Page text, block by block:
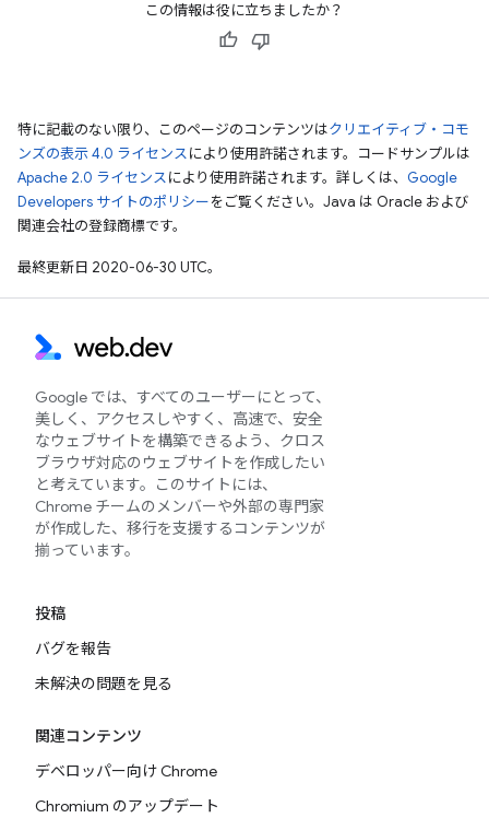
この情報は役に立ちましたか？
特に記載のない限り、このページのコンテンツはクリエイティブ・コモ
ンズの表示 4.0 ライセンスにより使用許諾されます。コードサンプルは
Apache 2.0 ライセンスにより使用許諾されます。詳しくは、 Google
Developers サイトのポリシーをご覧ください。Java は Oracle および
関連会社の登録商標です。
最終更新日 2020-06-30 UTC。
Google では、すべてのユーザーにとって、
美しく、アクセスしやすく、高速で、安全
なウェブサイトを構築できるよう、クロス
ブラウザ対応のウェブサイトを作成したい
と考えています。このサイトには、
Chrome チームのメンバーや外部の専門家
が作成した、移行を支援するコンテンツが
揃っています。
投稿
バグを報告
未解決の問題を見る
関連コンテンツ
デベロッパー向け Chrome
Chromium のアップデート